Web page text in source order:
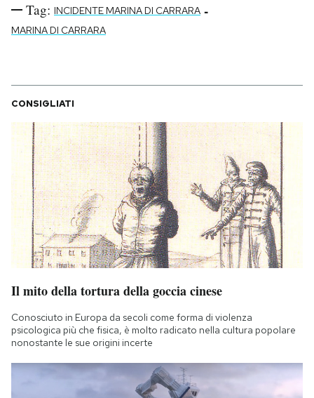
Esci
Tag: INCIDENTE MARINA DI CARRARA -
MARINA DI CARRARA
CONSIGLIATI
Il mito della tortura della goccia cinese
Conosciuto in Europa da secoli come forma di violenza
psicologica più che fisica, è molto radicato nella cultura popolare
nonostante le sue origini incerte